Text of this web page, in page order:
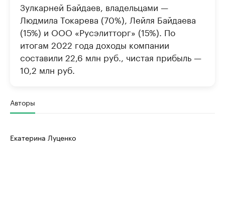
Зулкарней Байдаев, владельцами —
Людмила Токарева (70%), Лейля Байдаева
(15%) и ООО «Русэлитторг» (15%). По
итогам 2022 года доходы компании
составили 22,6 млн руб., чистая прибыль —
10,2 млн руб.
Авторы
Екатерина Луценко